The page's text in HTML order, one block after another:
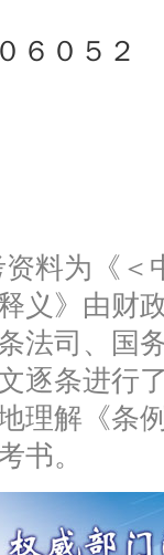
０６０
料为《＜
义》由财
法司、国
逐条进行
理解《条
书。